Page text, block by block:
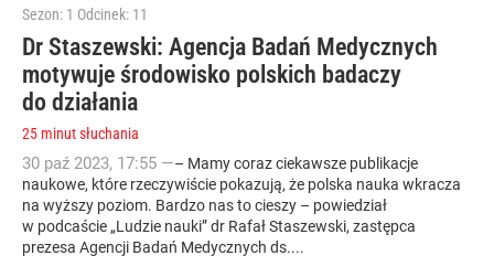
Sezon: 1 Odcinek: 11
Dr Staszewski: Agencja Badań Medycznych
motywuje środowisko polskich badaczy
do działania
25 minut słuchania
30 paź 2023, 17:55 —– Mamy coraz ciekawsze publikacje
naukowe, które rzeczywiście pokazują, że polska nauka wkracza
na wyższy poziom. Bardzo nas to cieszy – powiedział
w podcaście „Ludzie nauki” dr Rafał Staszewski, zastępca
prezesa Agencji Badań Medycznych ds....